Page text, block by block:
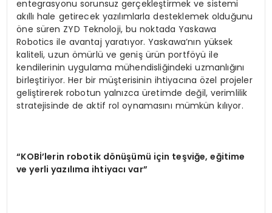
entegrasyonu sorunsuz gerçekleştirmek ve sistemi
akıllı hale getirecek yazılımlarla desteklemek olduğunu
öne süren ZYD Teknoloji, bu noktada Yaskawa
Robotics ile avantaj yaratıyor. Yaskawa’nın yüksek
kaliteli, uzun ömürlü ve geniş ürün portföyü ile
kendilerinin uygulama mühendisliğindeki uzmanlığını
birleştiriyor. Her bir müşterisinin ihtiyacına özel projeler
geliştirerek robotun yalnızca üretimde değil, verimlilik
stratejisinde de aktif rol oynamasını mümkün kılıyor.
“KOBİ’lerin robotik dönüşümü için teşviğe, eğitime
ve yerli yazılıma ihtiyacı var”